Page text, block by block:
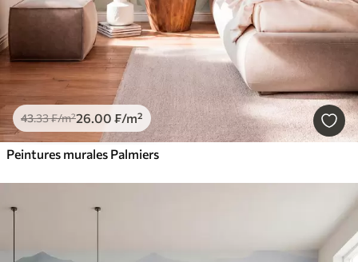
43.33₣/m²26.00 ₣/m²
Peintures murales Palmiers